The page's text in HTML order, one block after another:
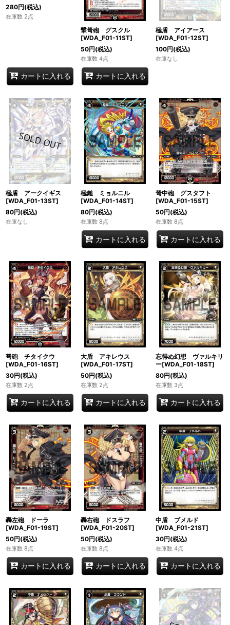
280円(税込)
在庫数 2点
カートに入れる
撃弩砲 グスクル
[WDA_F01-11ST]
50円(税込)
在庫数 4点
カートに入れる
極盾 アイアース
[WDA_F01-12ST]
100円(税込)
在庫なし
極盾 アークイギス
[WDA_F01-13ST]
80円(税込)
在庫なし
極鎚 ミョルニル
[WDA_F01-14ST]
80円(税込)
在庫数 8点
カートに入れる
弩中砲 グスタフト
[WDA_F01-15ST]
50円(税込)
在庫数 8点
カートに入れる
弩砲 チタイクウ
[WDA_F01-16ST]
30円(税込)
在庫数 2点
カートに入れる
大盾 アキレウス
[WDA_F01-17ST]
50円(税込)
在庫数 2点
カートに入れる
忘得ぬ幻想 ヴァルキリ
ー[WDA_F01-18ST]
80円(税込)
在庫数 3点
カートに入れる
轟左砲 ドーラ
[WDA_F01-19ST]
50円(税込)
在庫数 8点
カートに入れる
轟右砲 ドスラフ
[WDA_F01-20ST]
50円(税込)
在庫数 8点
カートに入れる
中盾 ブメルド
[WDA_F01-21ST]
30円(税込)
在庫数 4点
カートに入れる